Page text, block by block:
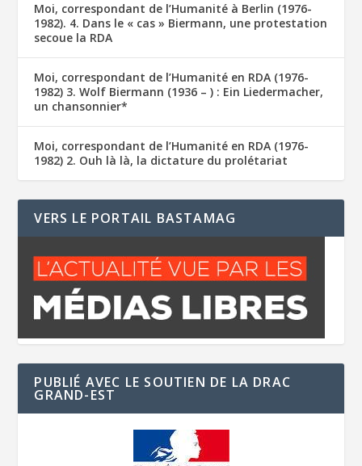
Moi, correspondant de l’Humanité à Berlin (1976-
1982). 4. Dans le « cas » Biermann, une protestation
secoue la RDA
Moi, correspondant de l’Humanité en RDA (1976-
1982) 3. Wolf Biermann (1936 – ) : Ein Liedermacher,
un chansonnier*
Moi, correspondant de l’Humanité en RDA (1976-
1982) 2. Ouh là là, la dictature du prolétariat
VERS LE PORTAIL BASTAMAG
PUBLIÉ AVEC LE SOUTIEN DE LA DRAC
GRAND-EST